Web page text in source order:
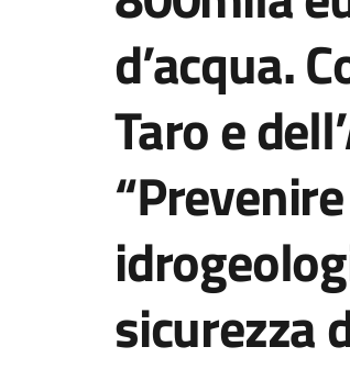
d’acqua.
Taro e
sicurezza